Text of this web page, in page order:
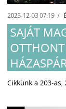
2025-12-03 07:19
SAJÁT
OTTHONT
Cikkünk a 203-